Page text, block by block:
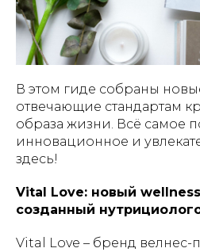
В этом гиде собраны
отвечающие стандартам
образа жизни. Всё самое
инновационное и
здесь!
Vital Love: новый
созданный
Vital Love – бренд велнеc-